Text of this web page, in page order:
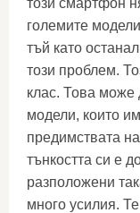
този смартфон
големите
тъй като
този проблем.
клас. Това може
модели, които
предимствата
тънкостта си е
разположени
много усилия.